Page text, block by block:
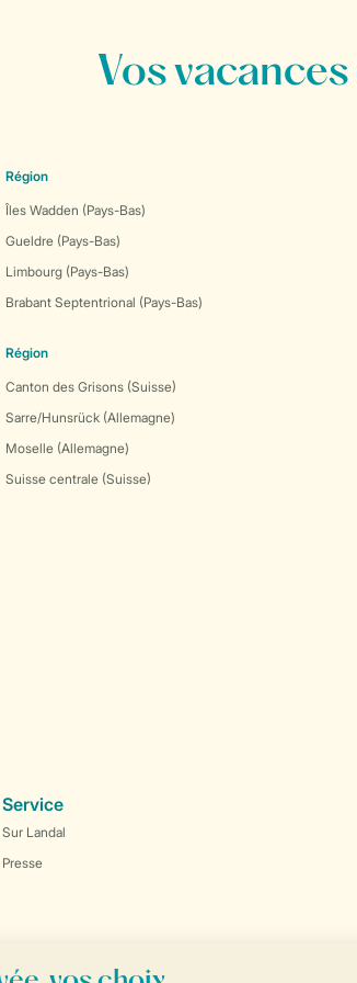
Vos
Région
Îles Wadden (Pays-Bas)
Gueldre (Pays-Bas)
Limbourg (Pays-Bas)
Brabant Septentrional (Pays-Bas)
Région
Canton des Grisons (Suisse)
Sarre/Hunsrück (Allemagne)
Moselle (Allemagne)
Suisse centrale (Suisse)
Service
Sur Landal
Presse